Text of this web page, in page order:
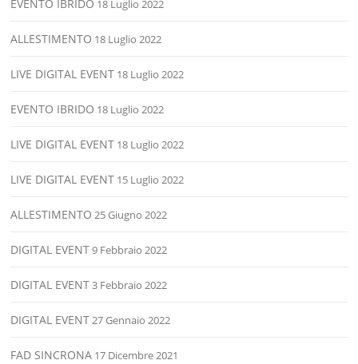
EVENTO IBRIDO 18 Luglio 2022
ALLESTIMENTO 18 Luglio 2022
LIVE DIGITAL EVENT 18 Luglio 2022
EVENTO IBRIDO 18 Luglio 2022
LIVE DIGITAL EVENT 18 Luglio 2022
LIVE DIGITAL EVENT 15 Luglio 2022
ALLESTIMENTO 25 Giugno 2022
DIGITAL EVENT9 Febbraio 2022
DIGITAL EVENT3 Febbraio 2022
DIGITAL EVENT27 Gennaio 2022
FAD SINCRONA 17 Dicembre 2021